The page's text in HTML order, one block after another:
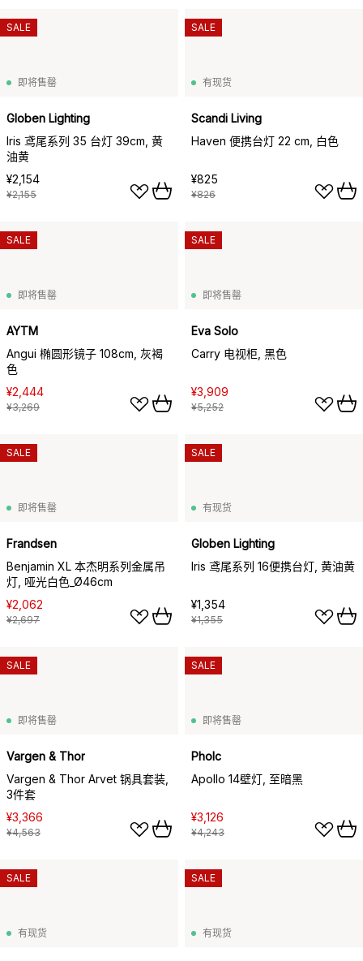
即将售罄
Globen Lighting
Iris 鸢尾系列 35 台灯 39cm, 黄
油黄
¥2,154
¥2,155
SALE
有现货
Scandi Living
Haven 便携台灯 22 cm, 白色
¥825
¥826
SALE
即将售罄
AYTM
Angui 椭圆形镜子 108cm, 灰褐
色
¥2,444
¥3,269
SALE
即将售罄
Eva Solo
Carry 电视柜, 黑色
¥3,909
¥5,252
SALE
即将售罄
Frandsen
Benjamin XL 本杰明系列金属吊
灯, 哑光白色_Ø46cm
¥2,062
¥2,697
SALE
有现货
Globen Lighting
Iris 鸢尾系列 16便携台灯, 黄油黄
¥1,354
¥1,355
SALE
即将售罄
Vargen & Thor
Vargen & Thor Arvet 锅具套装,
3件套
¥3,366
¥4,563
SALE
即将售罄
Pholc
Apollo 14壁灯, 至暗黑
¥3,126
¥4,243
SALE
有现货
SALE
有现货
SALE